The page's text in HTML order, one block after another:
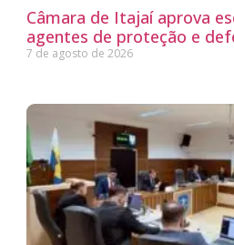
Câmara de Itajaí aprova
agentes de proteção e
7 de agosto de 2026